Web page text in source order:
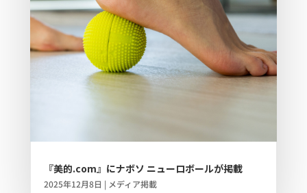
『美的.com』にナボソ ニューロボールが掲載
2025年12月8日 | メディア掲載